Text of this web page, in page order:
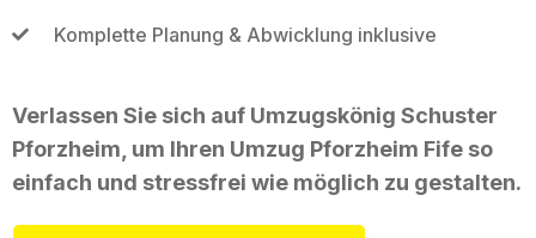
Komplette Planung & Abwicklung inklusive
Verlassen Sie sich auf Umzugskönig Schuster
Pforzheim, um Ihren Umzug Pforzheim Fife so
einfach und stressfrei wie möglich zu gestalten.